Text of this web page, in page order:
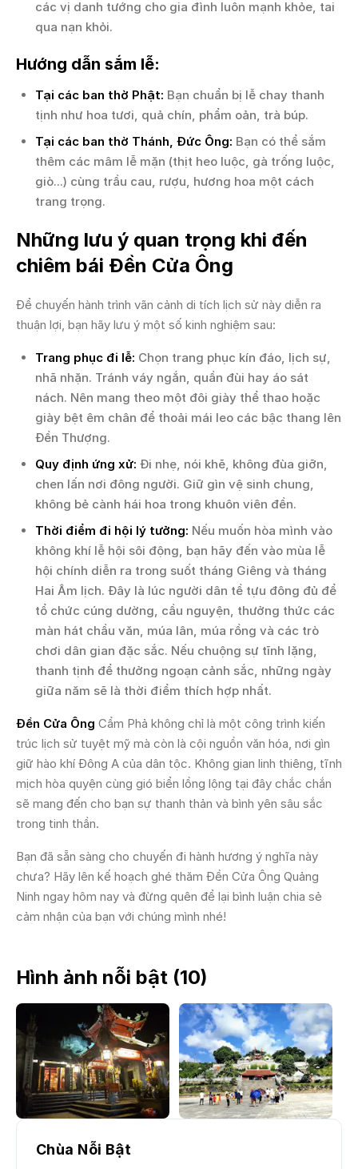
các vị danh tướng cho gia đình luôn mạnh khỏe, tai
qua nạn khỏi.
Hướng dẫn sắm lễ:
Tại các ban thờ Phật: Bạn chuẩn bị lễ chay thanh
tịnh như hoa tươi, quả chín, phẩm oản, trà búp.
Tại các ban thờ Thánh, Đức Ông: Bạn có thể sắm
thêm các mâm lễ mặn (thịt heo luộc, gà trống luộc,
giò...) cùng trầu cau, rượu, hương hoa một cách
trang trọng.
Những lưu ý quan trọng khi đến
chiêm bái Đền Cửa Ông
Để chuyến hành trình vãn cảnh di tích lịch sử này diễn ra
thuận lợi, bạn hãy lưu ý một số kinh nghiệm sau:
Trang phục đi lễ: Chọn trang phục kín đáo, lịch sự,
nhã nhặn. Tránh váy ngắn, quần đùi hay áo sát
nách. Nên mang theo một đôi giày thể thao hoặc
giày bệt êm chân để thoải mái leo các bậc thang lên
Đền Thượng.
Quy định ứng xử: Đi nhẹ, nói khẽ, không đùa giỡn,
chen lấn nơi đông người. Giữ gìn vệ sinh chung,
không bẻ cành hái hoa trong khuôn viên đền.
Thời điểm đi hội lý tưởng: Nếu muốn hòa mình vào
không khí lễ hội sôi động, bạn hãy đến vào mùa lễ
hội chính diễn ra trong suốt tháng Giêng và tháng
Hai Âm lịch. Đây là lúc người dân tề tựu đông đủ để
tổ chức cúng dường, cầu nguyện, thưởng thức các
màn hát chầu văn, múa lân, múa rồng và các trò
chơi dân gian đặc sắc. Nếu chuộng sự tĩnh lặng,
thanh tịnh để thưởng ngoạn cảnh sắc, những ngày
giữa năm sẽ là thời điểm thích hợp nhất.
Đền Cửa Ông Cẩm Phả không chỉ là một công trình kiến
trúc lịch sử tuyệt mỹ mà còn là cội nguồn văn hóa, nơi gìn
giữ hào khí Đông A của dân tộc. Không gian linh thiêng, tĩnh
mịch hòa quyện cùng gió biển lồng lộng tại đây chắc chắn
sẽ mang đến cho bạn sự thanh thản và bình yên sâu sắc
trong tinh thần.
Bạn đã sẵn sàng cho chuyến đi hành hương ý nghĩa này
chưa? Hãy lên kế hoạch ghé thăm Đền Cửa Ông Quảng
Ninh ngay hôm nay và đừng quên để lại bình luận chia sẻ
cảm nhận của bạn với chúng mình nhé!
Hình ảnh nỗi bật (10)
Chùa Nỗi Bật